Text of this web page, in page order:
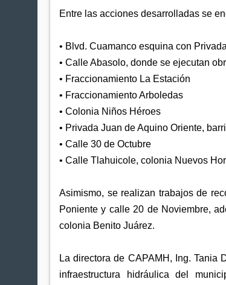
Entre las acciones desarrolladas se
• Blvd. Cuamanco esquina con
• Calle Abasolo, donde se ejecutan
• Fraccionamiento La Estación
• Fraccionamiento Arboledas
• Colonia Niños Héroes
• Privada Juan de Aquino Oriente,
• Calle 30 de Octubre
• Calle Tlahuicole, colonia Nuevos
Asimismo, se realizan trabajos de
Poniente y calle 20 de Noviembre,
colonia Benito Juárez.
La directora de CAPAMH, Ing. Tania
infraestructura hidráulica del